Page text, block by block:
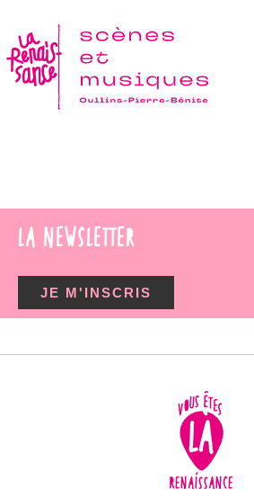
LA NEWSLETTER
JE M'INSCRIS